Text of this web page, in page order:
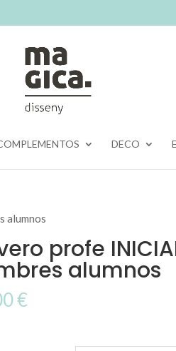
DECO
alumnos
profe
alumnos
€